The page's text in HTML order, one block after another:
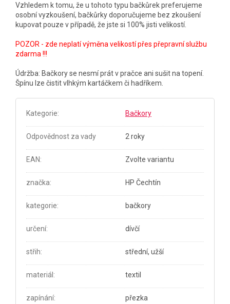
Vzhledem k tomu, že u tohoto typu bačkůrek preferujeme
osobní vyzkoušení, bačkůrky doporučujeme bez zkoušení
kupovat pouze v případě, že jste si 100% jisti velikostí.
POZOR - zde neplatí výměna velikostí přes přepravní službu
zdarma !!!
Údržba: Bačkory se nesmí prát v pračce ani sušit na topení.
Špínu lze čistit vlhkým kartáčkem či hadříkem.
Kategorie: Bačkory
Odpovědnost za vady 2 roky
EAN: Zvolte variantu
značka: HP Čechtín
kategorie: bačkory
určení: dívčí
střih: střední, užší
materiál : textil
zapínání: přezka